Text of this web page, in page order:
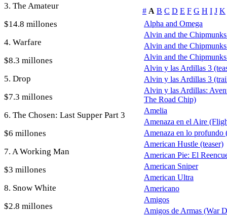
3. The Amateur
$14.8 millones
4. Warfare
$8.3 millones
5. Drop
$7.3 millones
6. The Chosen: Last Supper Part 3
$6 millones
7. A Working Man
$3 millones
8. Snow White
$2.8 millones
# A B C D E F G H I J K
Alpha and Omega
Alvin and the
Alvin and the
Alvin and the
Alvin y las Ardillas 3
Alvin y las Ardillas 3
Alvin y las Ardillas:
The Road Chip)
Amelia
Amenaza en el Aire
Amenaza en lo profundo
American Hustle (teaser)
American Pie: El
American Sniper
American Ultra
Americano
Amigos
Amigos de Armas (War